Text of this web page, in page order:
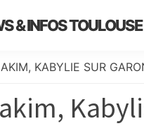
& INFOS TOULOUSE
KABYLIE SUR